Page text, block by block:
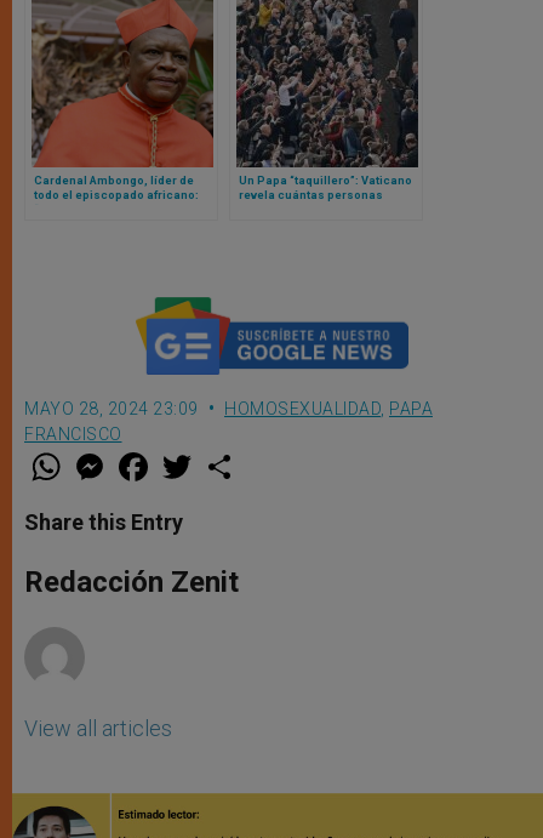
Cardenal Ambongo, líder de
todo el episcopado africano:
Un Papa “taquillero”: Vaticano
revela cuántas personas
MAYO 28, 2024 23:09 HOMOSEXUALIDAD PAPA
FRANCISCO
W
t
s
p
p
M
e
s
e
g
e
F
a
e
b
o
k
w
r
Share this Entry
Redacción Zenit
View all articles